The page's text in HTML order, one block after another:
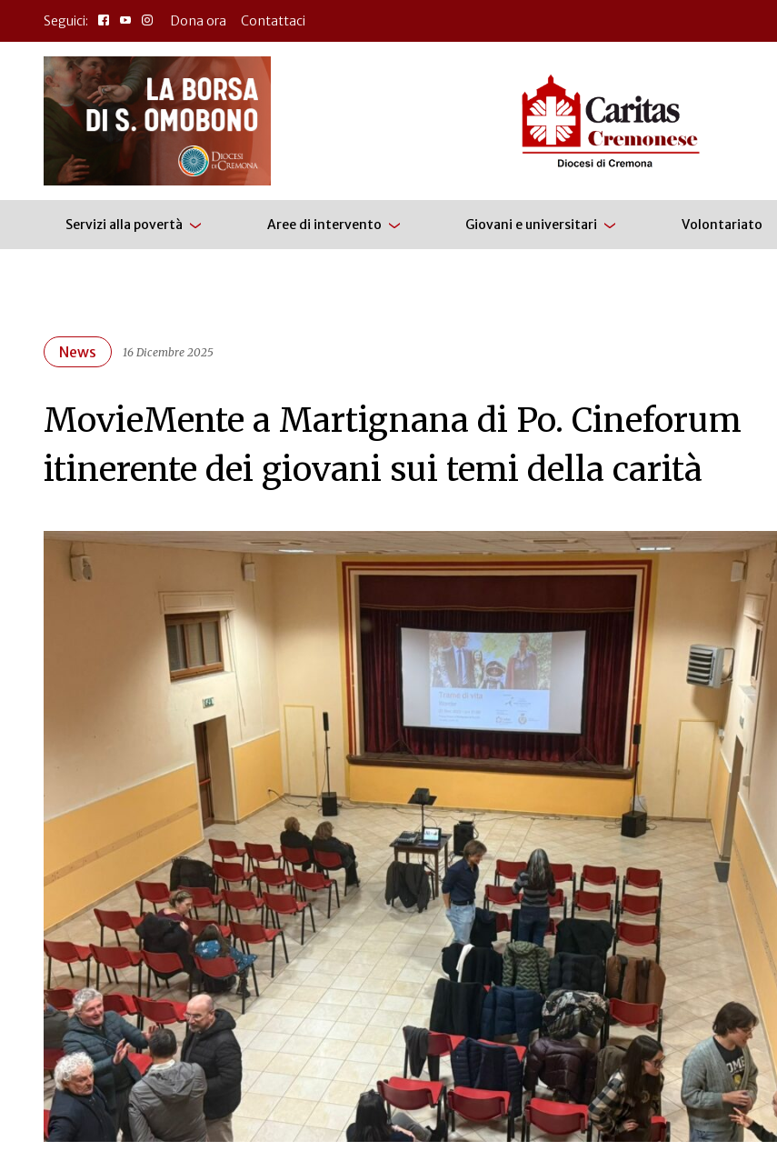
Seguici: Dona ora Contattaci
Servizi alla povertà Aree di intervento Giovani e universitari Volontariato
News 16 Dicembre 2025
MovieMente a Martignana di Po. Cineforum
itinerente dei giovani sui temi della carità